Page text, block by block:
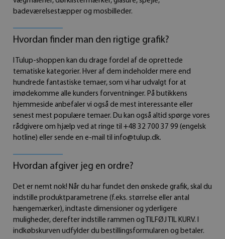
badeværelsestæpper og mosbilleder.
Hvordan finder man den rigtige grafik?
I Tulup-shoppen kan du drage fordel af de oprettede
tematiske kategorier. Hver af dem indeholder mere end
hundrede fantastiske temaer, som vi har udvalgt for at
imødekomme alle kunders forventninger. På butikkens
hjemmeside anbefaler vi også de mest interessante eller
senest mest populære temaer. Du kan også altid spørge vores
rådgivere om hjælp ved at ringe til +48 32 700 37 99 (engelsk
hotline) eller sende en e-mail til info@tulup.dk.
Hvordan afgiver jeg en ordre?
Det er nemt nok! Når du har fundet den ønskede grafik, skal du
indstille produktparametrene (f.eks. størrelse eller antal
hængemærker), indtaste dimensioner og yderligere
muligheder, derefter indstille rammen og TILFØJ TIL KURV. I
indkøbskurven udfylder du bestillingsformularen og betaler.